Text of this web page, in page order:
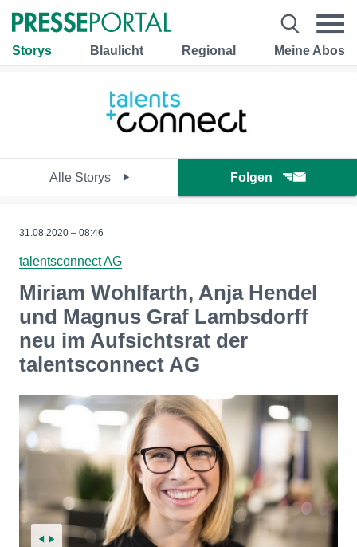
Storys Blaulicht Regional Meine Abos
Alle Storys Folgen
31.08.2020 – 08:46
talentsconnect AG
Miriam Wohlfarth, Anja Hendel
und Magnus Graf Lambsdorff
neu im Aufsichtsrat der
talentsconnect AG